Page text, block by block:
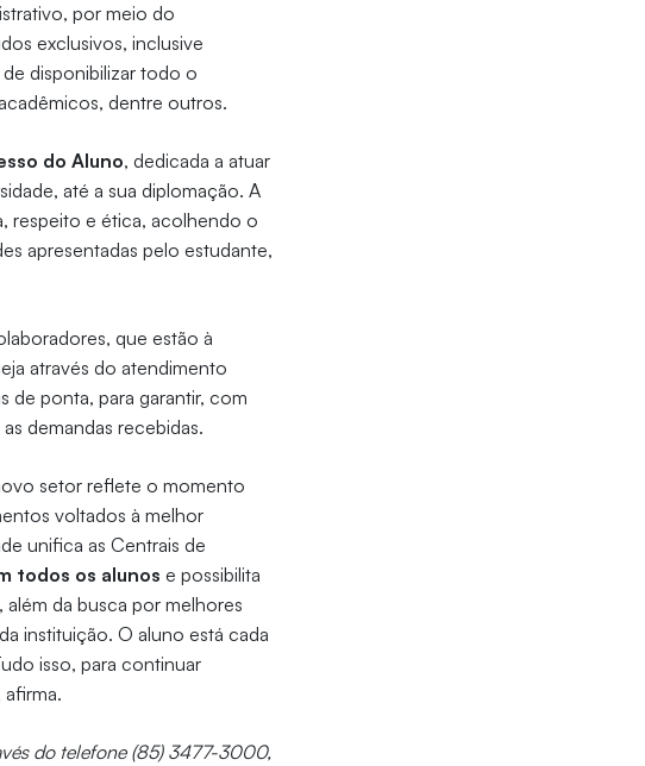
por meio do
exclusivos, inclusive
disponibilizar todo o
dentre outros.
do Aluno, dedicada a atuar
até a sua diplomação. A
respeito e ética, acolhendo o
apresentadas pelo estudante,
que estão à
através do atendimento
de ponta, para garantir, com
demandas recebidas.
setor reflete o momento
voltados à melhor
unifica as Centrais de
todos os alunos e possibilita
além da busca por melhores
instituição. O aluno está cada
isso, para continuar
do telefone (85) 3477-3000,